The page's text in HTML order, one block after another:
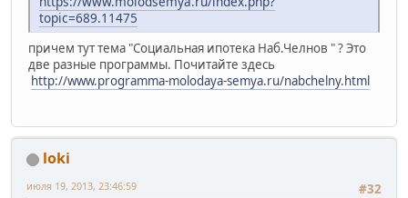
topic=689.11475
причем тут тема "Социальная ипотека Наб.Челнов " ? Это
две разные программы. Почитайте здесь
http://www.programma-molodaya-semya.ru/nabchelny.html
loki
#32
июля 19, 2013, 23:46:59